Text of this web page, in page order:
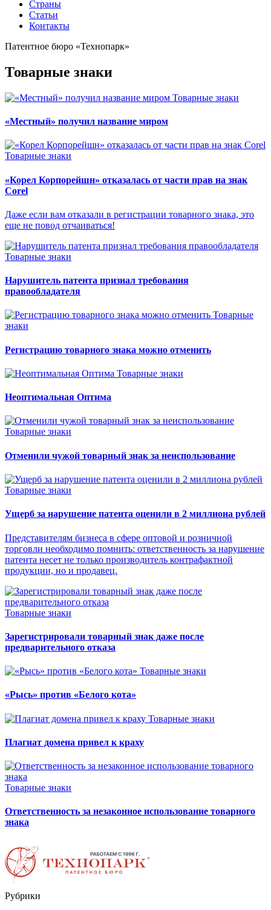
Страны
Статьи
Контакты
Патентное бюро «Технопарк»
Товарные знаки
Товарные знаки
«Местный» получил название миром
Товарные знаки
«Корел Корпорейшн» отказалась от части прав на знак
Corel
Даже если вам отказали в регистрации товарного знака, это
еще не повод отчаиваться!
Товарные знаки
Нарушитель патента признал требования
правообладателя
Товарные
знаки
Регистрацию товарного знака можно отменить
Товарные знаки
Неоптимальная Оптима
Товарные знаки
Отменили чужой товарный знак за неиспользование
Товарные знаки
Ущерб за нарушение патента оценили в 2 миллиона рублей
Представителям бизнеса в сфере оптовой и розничной
торговли необходимо помнить: ответственность за нарушение
патента несет не только производитель контрафактной
продукции, но и продавец.
Товарные знаки
Зарегистрировали товарный знак даже после
предварительного отказа
Товарные знаки
«Рысь» против «Белого кота»
Товарные знаки
Плагиат домена привел к краху
Товарные знаки
Ответственность за незаконное использование товарного
знака
Рубрики